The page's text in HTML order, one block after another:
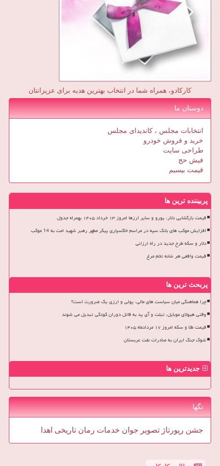
کارکادو، همراه شما در انتخاب بهترین هدیه برای عزیزانتان
دوستان ما
انتخابات مجلس ، کاندیدای مجلس
خرید و فروش خودرو
طراحی سایت
فیش حج
قیمت بیسیم
پربیننده ترین ها
قیمت بازگشایی دلار، یورو و سایر ارزها امروز ۱۳ خرداد ۱۴۰۵ بهمراه جدول
افزایش موکب های بانک سپه در مراسم خاکسپاری پیکر مطهر رهبر شهید امت به 14 موکب
دلار و سکه طرح جدید در راه ارزانی
قیمت واقعی هر شانه تخم مرغ
پربحث ترین ها
چرا هماهنگی میان سیاست های مالی، پولی و ارزی یک ضرورت است؟
وقتی هیولای موبایل، تبلت و آی پد به قاتل دوران کودکی تبدیل می شوند
قیمت طلا و سکه امروز ۱۷ مردادماه ۱۴۰۵
شوک جنگ ایران به صادرات نفت عربستان
جدیدترین ها
تگها
جشن رپورتاژ تصویر جوان خدمات رمان تاریخی اهدا